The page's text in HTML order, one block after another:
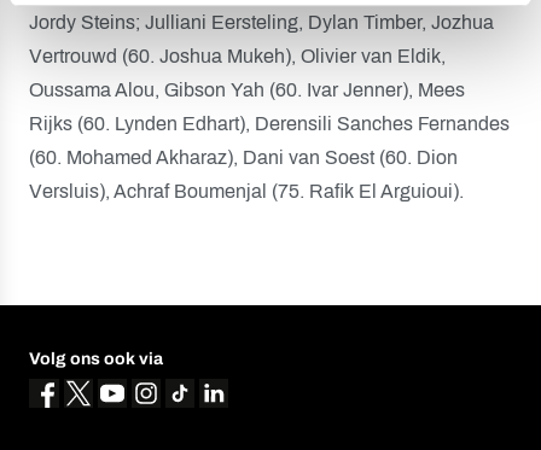
Jordy Steins; Julliani Eersteling, Dylan Timber, Jozhua
Vertrouwd (60. Joshua Mukeh), Olivier van Eldik,
Oussama Alou, Gibson Yah (60. Ivar Jenner), Mees
Rijks (60. Lynden Edhart), Derensili Sanches Fernandes
(60. Mohamed Akharaz), Dani van Soest (60. Dion
Versluis), Achraf Boumenjal (75. Rafik El Arguioui).
Volg ons ook via